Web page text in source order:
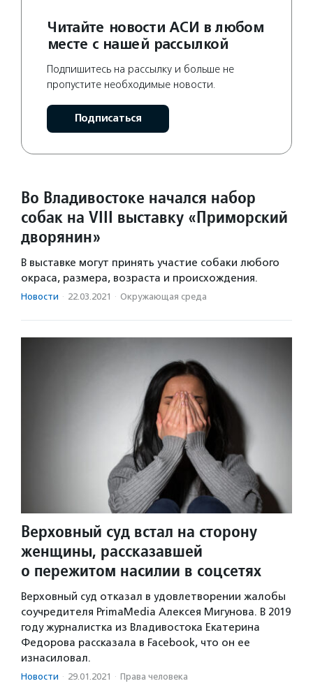
Читайте новости АСИ в любом
месте с нашей рассылкой
Подпишитесь на рассылку и больше не
пропустите необходимые новости.
Подписаться
Во Владивостоке начался набор
собак на VIII выставку «Приморский
дворянин»
В выставке могут принять участие собаки любого
окраса, размера, возраста и происхождения.
Новости · 22.03.2021 · Окружающая среда
Верховный суд встал на сторону
женщины, рассказавшей
о пережитом насилии в соцсетях
Верховный суд отказал в удовлетворении жалобы
соучредителя PrimaMedia Алексея Мигунова. В 2019
году журналистка из Владивостока Екатерина
Федорова рассказала в Facebook, что он ее
изнасиловал.
Новости · 29.01.2021 · Права человека